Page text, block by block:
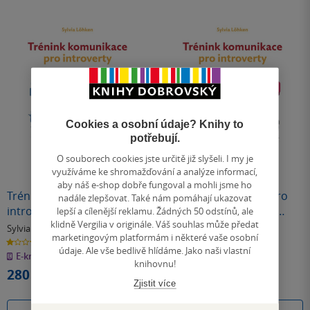
Trénink komunikace pro
introverty
Sylvia Löhken
1.0
z
5
hvězdiček
E-kniha
280 Kč
Trénink komunikace pro
introverty - Jak najít ta
správná slova
Sylvia Löhken
1.0
z
5
hvězdiček
měkká vazba
294 Kč
Běžně
Cookies a osobní údaje? Knihy to
potřebují.
O souborech cookies jste určitě již slyšeli. I my je
využíváme ke shromažďování a analýze informací,
aby náš e-shop dobře fungoval a mohli jsme ho
nadále zlepšovat. Také nám pomáhají ukazovat
lepší a cílenější reklamu. Žádných 50 odstínů, ale
klidně Vergilia v originále. Váš souhlas může předat
marketingovým platformám i některé vaše osobní
údaje. Ale vše bedlivě hlídáme. Jako naši vlastní
knihovnu!
Zjistit více